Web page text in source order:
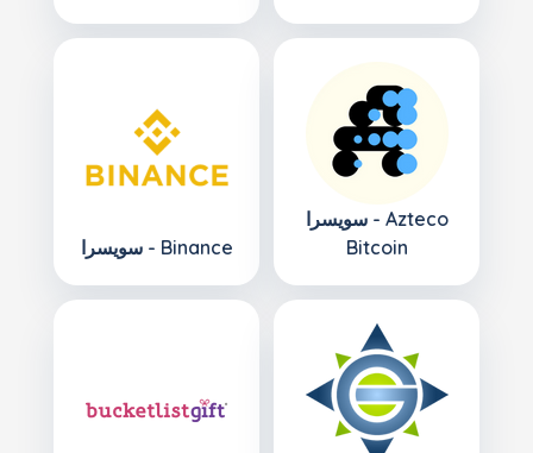
سويسرا - Binance
سويسرا - Azteco
Bitcoin